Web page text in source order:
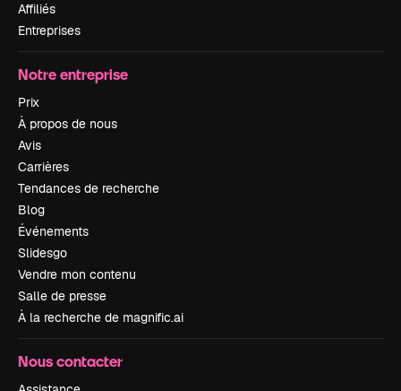
Affiliés
Entreprises
Notre entreprise
Prix
À propos de nous
Avis
Carrières
Tendances de recherche
Blog
Événements
Slidesgo
Vendre mon contenu
Salle de presse
À la recherche de magnific.ai
Nous contacter